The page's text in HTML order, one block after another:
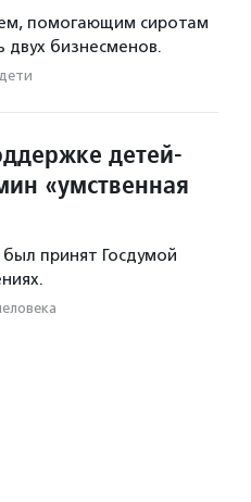
помогающим сиротам
двух бизнесменов.
детей-
«умственная
принят Госдумой